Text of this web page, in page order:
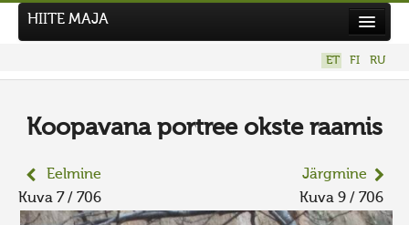
Tööd
Tegutse
HIITE MAJA
ET FI RU
Koopavana portree okste raamis
Eelmine
Kuva 7 / 706
Järgmine
Kuva 9 / 706